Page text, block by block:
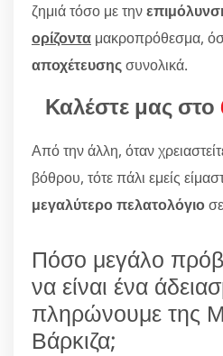
ζημιά τόσο με την
ορίζοντα μακροπρόθεσμα,
αποχέτευσηςσυνολικά.
Καλέστε μας στο
Από την άλλη, όταν
βόθρου, τότε πάλι εμείς
μεγαλύτερο πελατολόγιο
Πόσο μεγάλο
να είναι ένα
πληρώνουμε της
Βάρκιζα;